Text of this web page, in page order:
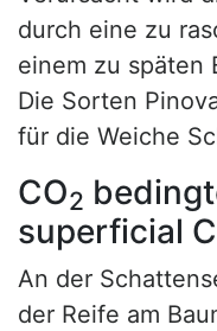
durch eine zu
einem zu späten
Die Sorten
für die Weiche
CO2
superficial
An der
der Reife am